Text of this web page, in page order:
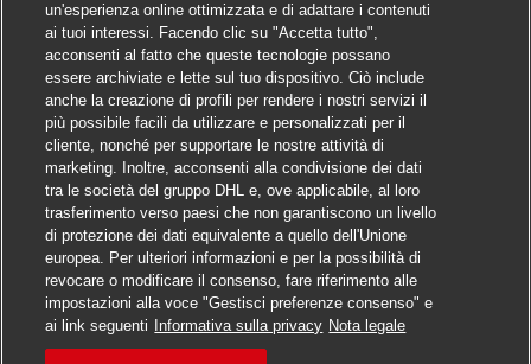
un'esperienza online ottimizzata e di adattare i contenuti
ai tuoi interessi. Facendo clic su "Accetta tutto",
acconsenti al fatto che queste tecnologie possano
essere archiviate e lette sul tuo dispositivo. Ciò include
anche la creazione di profili per rendere i nostri servizi il
più possibile facili da utilizzare e personalizzati per il
cliente, nonché per supportare le nostre attività di
marketing. Inoltre, acconsenti alla condivisione dei dati
tra le società del gruppo DHL e, ove applicabile, al loro
trasferimento verso paesi che non garantiscono un livello
di protezione dei dati equivalente a quello dell'Unione
europea. Per ulteriori informazioni e per la possibilità di
revocare o modificare il consenso, fare riferimento alle
impostazioni alla voce "Gestisci preferenze consenso" e
ai link seguenti
Informativa sulla privacy Nota legale